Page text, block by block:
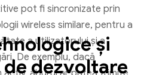
pot fi sincronizate prin
wireless similare, pentru a
a utilizatorului și a
De exemplu, dacă
și
dezvoltare